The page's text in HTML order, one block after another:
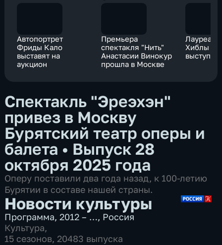
Автопортрет
Фриды Кало
выставят на
аукцион
Премьера
спектакля "Нить"
Анастасии Винокур
прошла в Москве
Хиблы
Спектакль "Эреэхэн"
привез в Москву
Бурятский театр оперы и
балета • Выпуск 28
октября 2025 года
Оперу поставили два года назад, к 100-летию
Бурятии в составе нашей страны.
Новости культуры
Программа,2012 – …, Россия
Культура,
15 сезонов, 20483 выпуска